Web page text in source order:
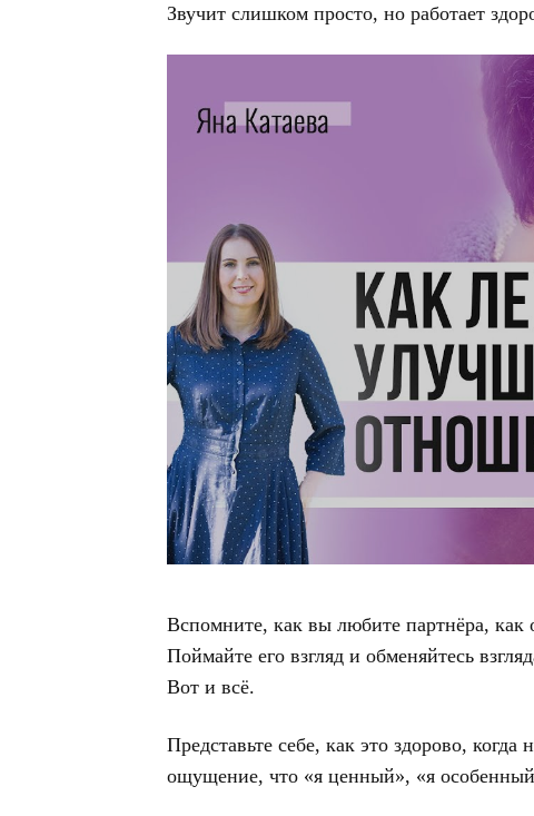
Звучит слишком просто, но работает
Вспомните, как вы любите партнёра, как
Поймайте его взгляд и обменяйтесь
Вот и всё.
Представьте себе, как это здорово,
ощущение, что «я ценный», «я